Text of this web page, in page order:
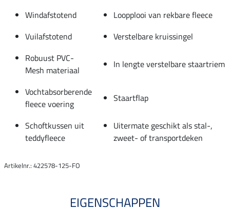
Windafstotend
Loopplooi van rekbare fleece
Vuilafstotend
Verstelbare kruissingel
Robuust PVC-
Mesh materiaal
In lengte verstelbare staartriem
Vochtabsorberende
fleece voering
Staartflap
Schoftkussen uit
teddyfleece
Uitermate geschikt als stal-,
zweet- of transportdeken
Artikelnr.: 422578-125-FO
EIGENSCHAPPEN